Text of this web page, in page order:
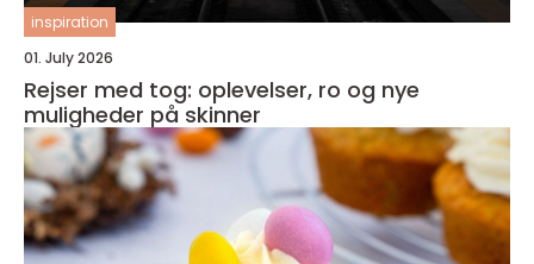
inspiration
01. July 2026
Rejser med tog: oplevelser, ro og nye
muligheder på skinner